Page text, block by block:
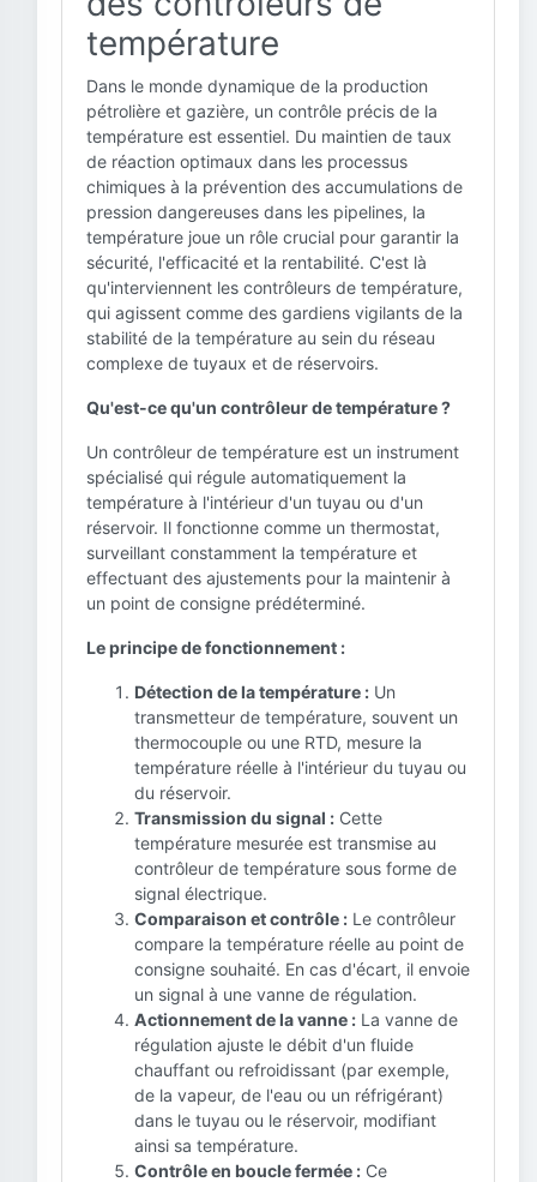
température
Dans le monde dynamique de la production
pétrolière et gazière, un contrôle précis de la
température est essentiel. Du maintien de taux
de réaction optimaux dans les processus
chimiques à la prévention des accumulations de
pression dangereuses dans les pipelines, la
température joue un rôle crucial pour garantir la
sécurité, l'efficacité et la rentabilité. C'est là
qu'interviennent les contrôleurs de température,
qui agissent comme des gardiens vigilants de la
stabilité de la température au sein du réseau
complexe de tuyaux et de réservoirs.
Qu'est-ce qu'un contrôleur de température ?
Un contrôleur de température est un instrument
spécialisé qui régule automatiquement la
température à l'intérieur d'un tuyau ou d'un
réservoir. Il fonctionne comme un thermostat,
surveillant constamment la température et
effectuant des ajustements pour la maintenir à
un point de consigne prédéterminé.
Le principe de fonctionnement :
Détection de la température : Un
transmetteur de température, souvent un
thermocouple ou une RTD, mesure la
température réelle à l'intérieur du tuyau ou
du réservoir.
Transmission du signal : Cette
température mesurée est transmise au
contrôleur de température sous forme de
signal électrique.
Comparaison et contrôle : Le contrôleur
compare la température réelle au point de
consigne souhaité. En cas d'écart, il envoie
un signal à une vanne de régulation.
Actionnement de la vanne : La vanne de
régulation ajuste le débit d'un fluide
chauffant ou refroidissant (par exemple,
de la vapeur, de l'eau ou un réfrigérant)
dans le tuyau ou le réservoir, modifiant
ainsi sa température.
Contrôle en boucle fermée : Ce